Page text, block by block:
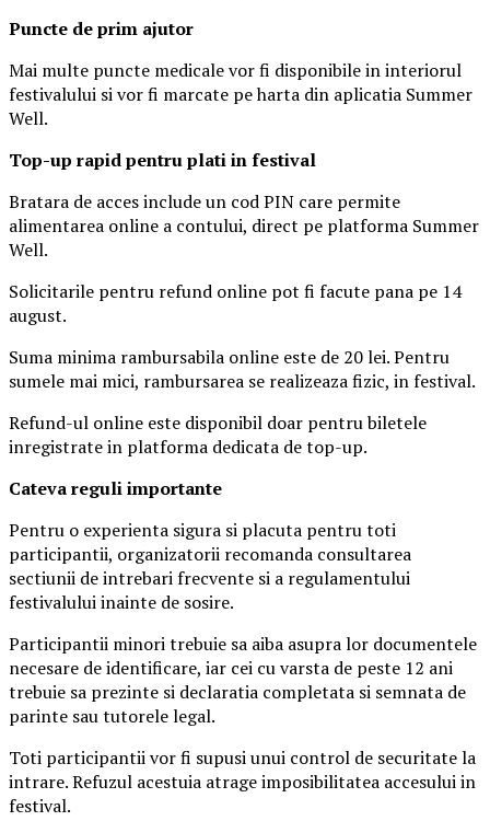
Puncte de prim ajutor
Mai multe puncte medicale vor fi disponibile in interiorul
festivalului si vor fi marcate pe harta din aplicatia Summer
Well.
Top-up rapid pentru plati in festival
Bratara de acces include un cod PIN care permite
alimentarea online a contului, direct pe platforma Summer
Well.
Solicitarile pentru refund online pot fi facute pana pe 14
august.
Suma minima rambursabila online este de 20 lei. Pentru
sumele mai mici, rambursarea se realizeaza fizic, in festival.
Refund-ul online este disponibil doar pentru biletele
inregistrate in platforma dedicata de top-up.
Cateva reguli importante
Pentru o experienta sigura si placuta pentru toti
participantii, organizatorii recomanda consultarea
sectiunii de intrebari frecvente si a regulamentului
festivalului inainte de sosire.
Participantii minori trebuie sa aiba asupra lor documentele
necesare de identificare, iar cei cu varsta de peste 12 ani
trebuie sa prezinte si declaratia completata si semnata de
parinte sau tutorele legal.
Toti participantii vor fi supusi unui control de securitate la
intrare. Refuzul acestuia atrage imposibilitatea accesului in
festival.